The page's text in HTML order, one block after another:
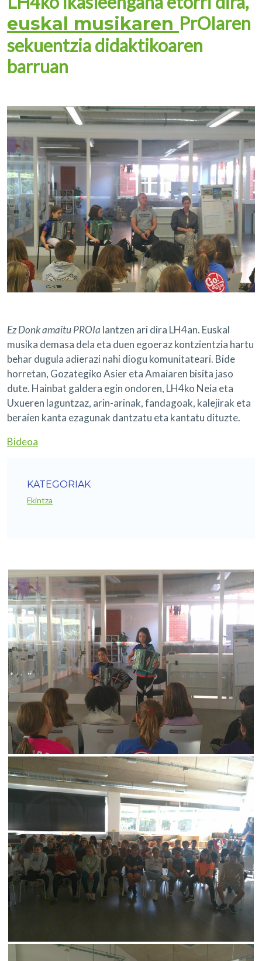
euskal musikaren PrOIaren
sekuentzia didaktikoaren
barruan
Ez Donk amaitu PROIa lantzen ari dira LH4an. Euskal
musika demasa dela eta duen egoeraz kontzientzia hartu
behar dugula adierazi nahi diogu komunitateari. Bide
horretan, Gozategiko Asier eta Amaiaren bisita jaso
dute. Hainbat galdera egin ondoren, LH4ko Neia eta
Uxueren laguntzaz, arin-arinak, fandagoak, kalejirak eta
beraien kanta ezagunak dantzatu eta kantatu dituzte.
Bideoa
KATEGORIAK
Ekintza